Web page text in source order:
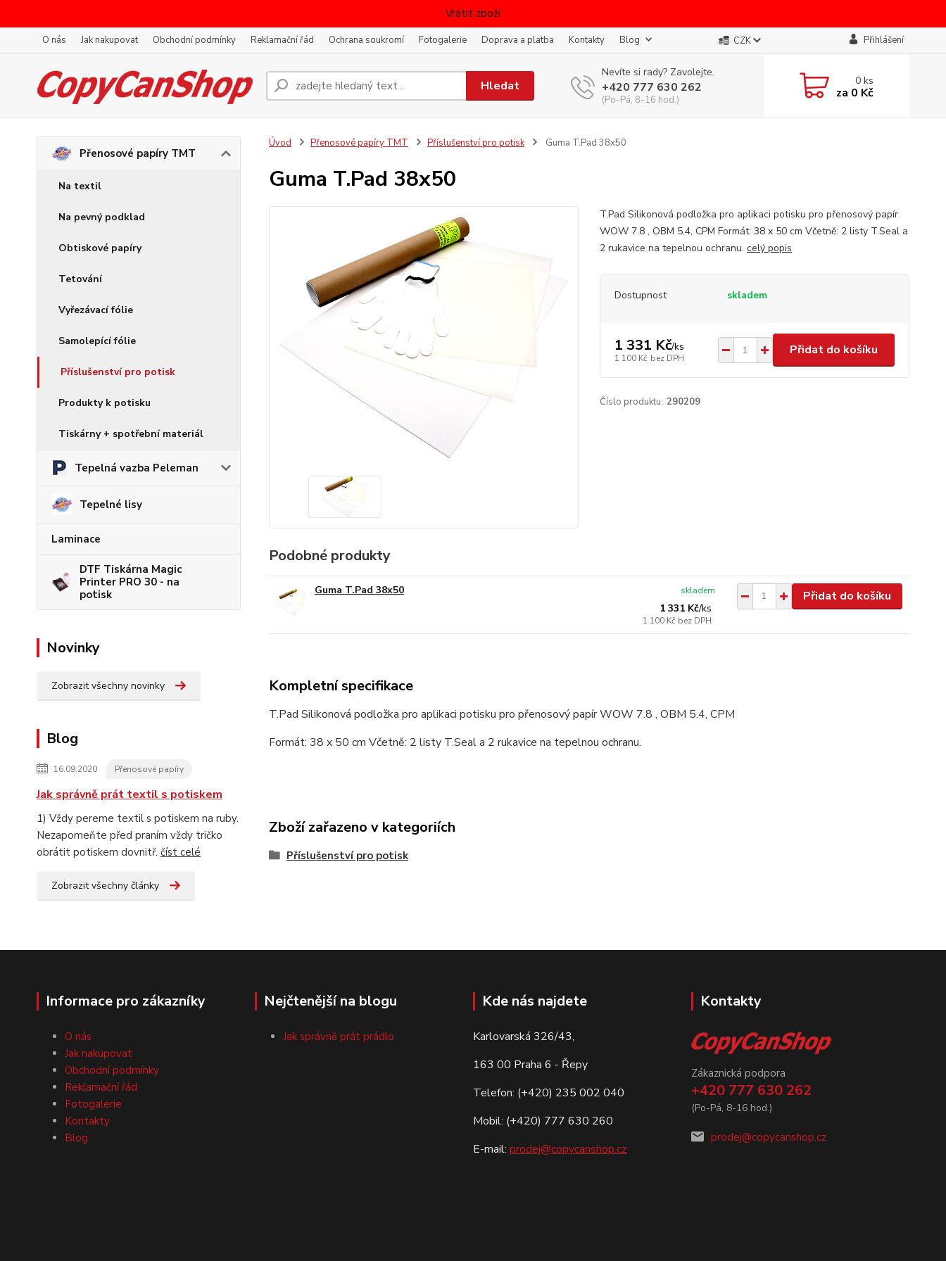
Vrátit zboží
O nás Jak nakupovat Obchodní podmínky Reklamační řád Ochrana soukromí Fotogalerie Doprava a platba Kontakty Blog CZK Přihlášení
Hledat
Nevíte si rady? Zavolejte.
+420 777 630 262
(Po-Pá, 8-16 hod.)
0ks
za 0 Kč
Přenosové papíry TMT
Na textil
Na pevný podklad
Obtiskové papíry
Tetování
Vyřezávací fólie
Samolepící fólie
Příslušenství pro potisk
Produkty k potisku
Tiskárny + spotřební materiál
Tepelná vazba Peleman
Tepelné lisy
Laminace
DTF Tiskárna Magic
Printer PRO 30 - na
potisk
Novinky
Zobrazit všechny novinky
Blog
16.09.2020 Přenosové papíry
Jak správně prát textil s potiskem
1) Vždy pereme textil s potiskem na ruby.
Nezapomeňte před praním vždy tričko
obrátit potiskem dovnitř. číst celé
Zobrazit všechny články
Úvod Přenosové papíry TMT Příslušenství pro potisk Guma T.Pad 38x50
Guma T.Pad 38x50
T.Pad Silikonová podložka pro aplikaci potisku pro přenosový papír
WOW 7.8 , OBM 5.4, CPM Formát: 38 x 50 cm Včetně: 2 listy T.Seal a
2 rukavice na tepelnou ochranu. celý popis
Dostupnost skladem
1 331 Kč/ks
1 100 Kč bez DPH
Přidat do košíku
Číslo produktu: 290209
Podobné produkty
Guma T.Pad 38x50
1 331 Kč/ks
1 100 Kč bez DPH
skladem Přidat do košíku
Kompletní specifikace
T.Pad Silikonová podložka pro aplikaci potisku pro přenosový papír WOW 7.8 , OBM 5.4, CPM
Formát: 38 x 50 cm Včetně: 2 listy T.Seal a 2 rukavice na tepelnou ochranu.
Zboží zařazeno v kategoriích
Příslušenství pro potisk
Informace pro zákazníky
O nás
Jak nakupovat
Obchodní podmínky
Reklamační řád
Fotogalerie
Kontakty
Blog
Nejčtenější na blogu
Jak správně prát prádlo
Kde nás najdete
Karlovarská 326/43,
163 00 Praha 6 - Řepy
Telefon: (+420) 235 002 040
Mobil: (+420) 777 630 260
E-mail: prodej@copycanshop.cz
Kontakty
Zákaznická podpora
+420 777 630 262
(Po-Pá, 8-16 hod.)
prodej@copycanshop.cz